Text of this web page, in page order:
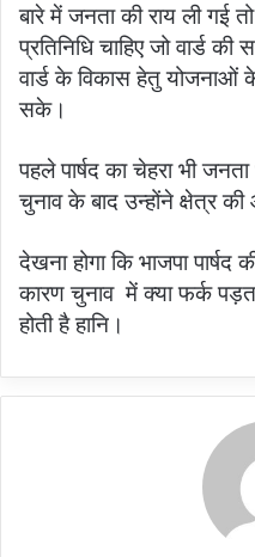
बारे में जनता की राय ली गई
प्रतिनिधि चाहिए जो वार्ड
वार्ड के विकास हेतु योजनाओं
सके।
पहले पार्षद का चेहरा भी
चुनाव के बाद उन्होंने क्षेत्र
देखना होगा कि भाजपा
कारण चुनाव में क्या फर्क
होती है हानि।